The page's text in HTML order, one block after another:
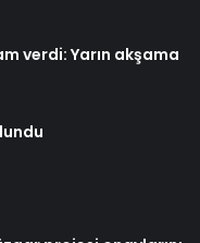
verdi: Yarın akşama